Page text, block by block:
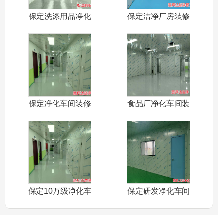
保定洗涤用品净化
保定洁净厂房装修
保定净化车间装修
食品厂净化车间装
保定10万级净化车
保定研发净化车间